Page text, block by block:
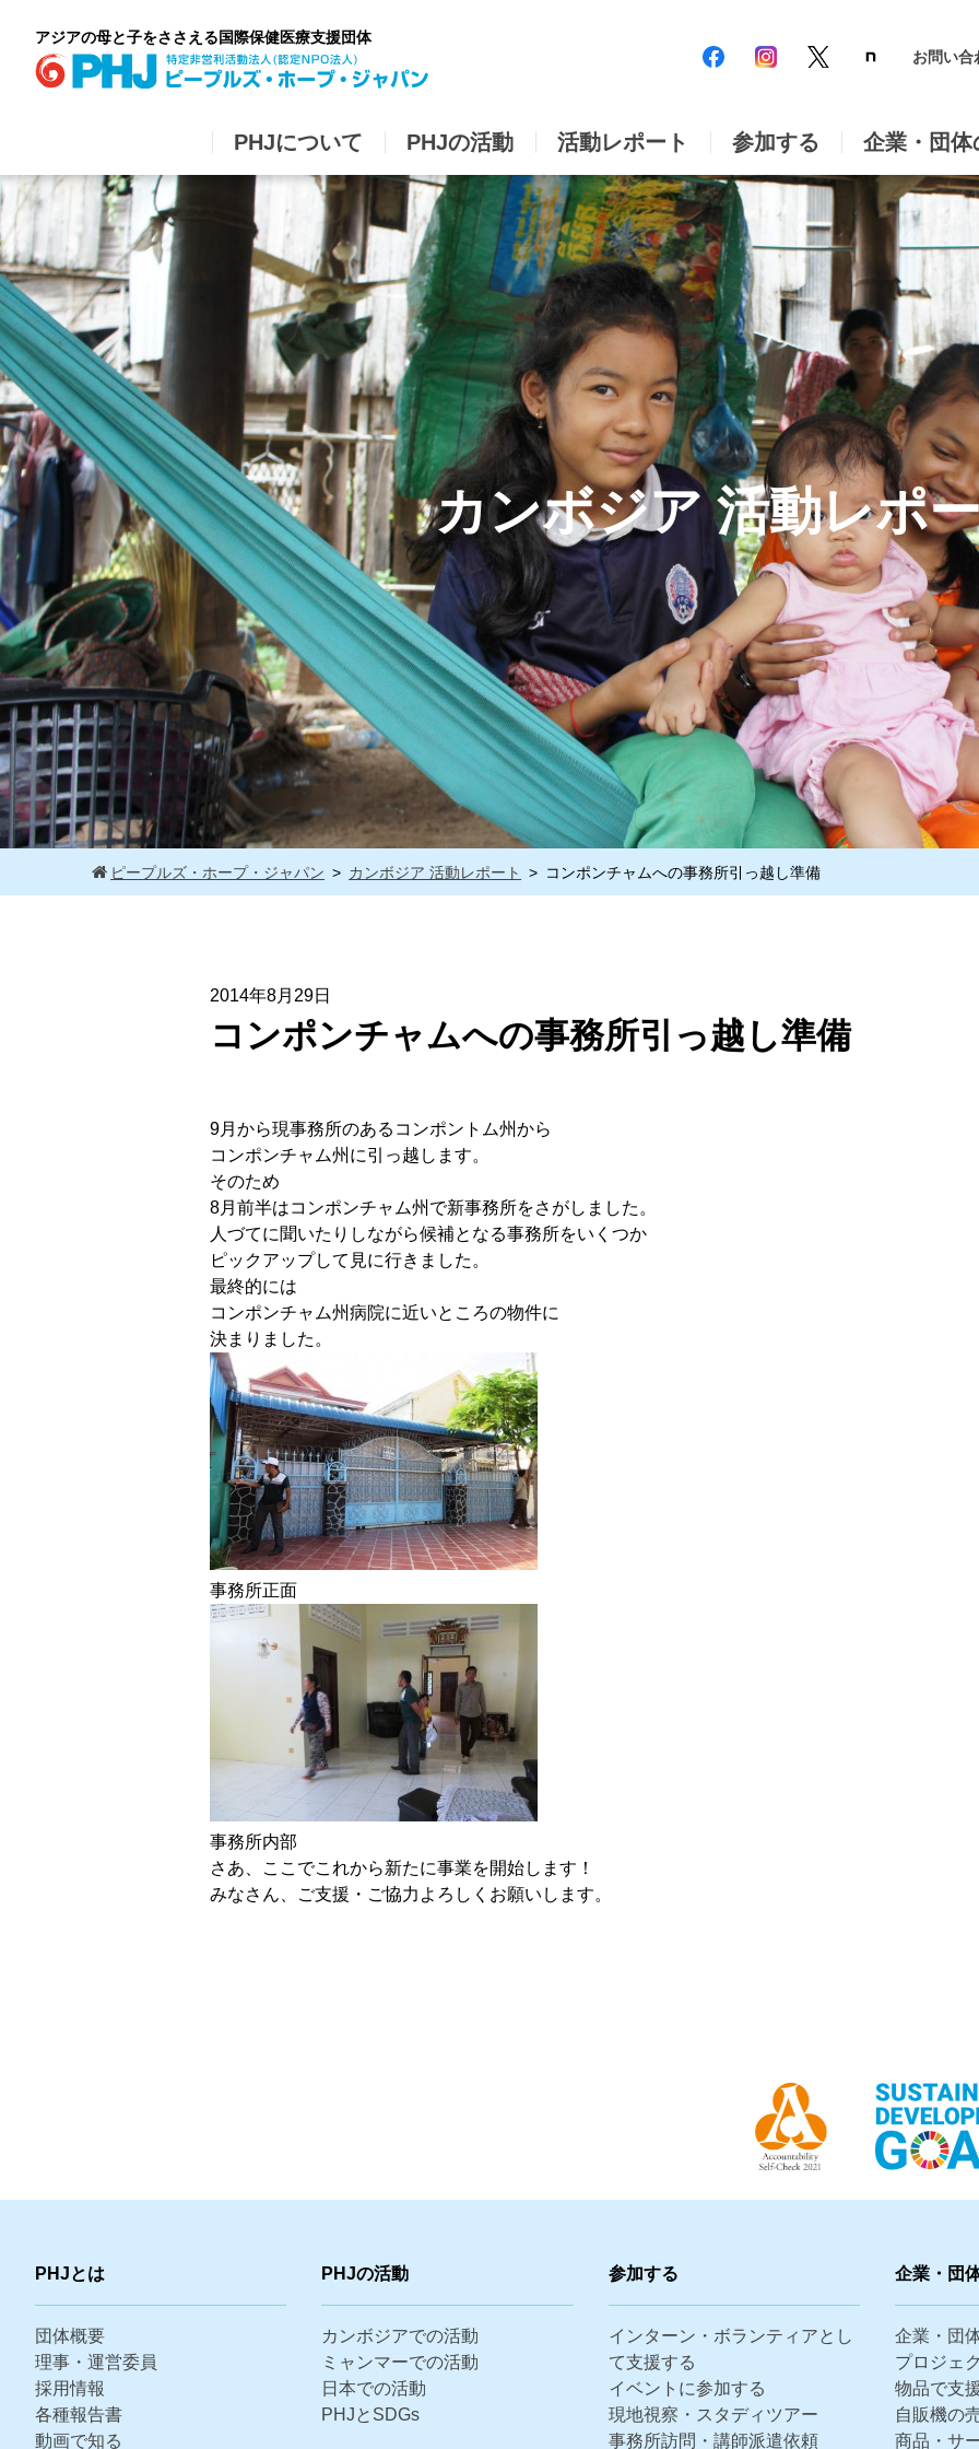
content
アジアの母と子をささえる国際保健医療支援団体
PHJについて PHJの活動 活動レポート 参加する 企業・団体
お問い合
カンボジア 活動レポ
ピープルズ・ホープ・ジャパン カンボジア 活動レポート コンポンチャムへの事務所引っ越し準備
2014年8月29日
コンポンチャムへの事務所引っ越し準備
9月から現事務所のあるコンポントム州から
コンポンチャム州に引っ越します。
そのため
8月前半はコンポンチャム州で新事務所をさがしました。
人づてに聞いたりしながら候補となる事務所をいくつか
ピックアップして見に行きました。
最終的には
コンポンチャム州病院に近いところの物件に
決まりました。
事務所正面
事務所内部
さあ、ここでこれから新たに事業を開始します！
みなさん、ご支援・ご協力よろしくお願いします。
PHJとは
団体概要
理事・運営委員
採用情報
各種報告書
動画で知る
PHJの活動
カンボジアでの活動
ミャンマーでの活動
日本での活動
PHJとSDGs
参加する
インターン・ボランティアとし
て支援する
イベントに参加する
現地視察・スタディツアー
事務所訪問・講師派遣依頼
企業・団
企業・団
プロジェ
物品で支
自販機の
商品・サ